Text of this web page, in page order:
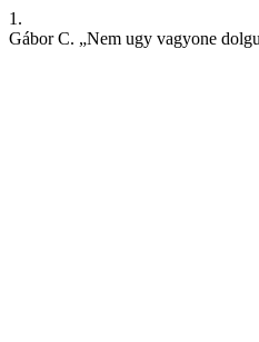
1.
Gábor C. „Nem ugy vagyone